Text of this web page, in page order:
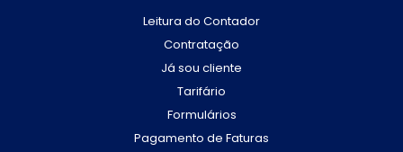
Leitura do Contador
Contratação
Já sou cliente
Tarifário
Formulários
Pagamento de Faturas